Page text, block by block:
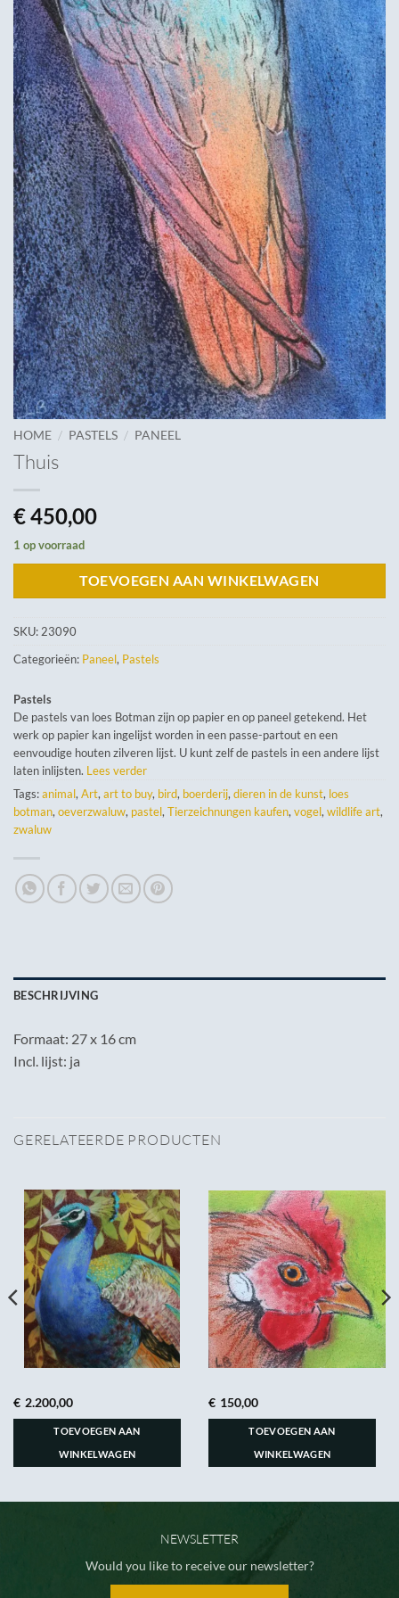
HOME / PASTELS / PANEEL
Thuis
€450,00
1 op voorraad
TOEVOEGEN AAN WINKELWAGEN
SKU: 23090
Categorieën: Paneel, Pastels
Pastels
De pastels van loes Botman zijn op papier en op paneel getekend. Het
werk op papier kan ingelijst worden in een passe-partout en een
eenvoudige houten zilveren lijst. U kunt zelf de pastels in een andere lijst
laten inlijsten. Lees verder
Tags:animal, Art, art to buy, bird, boerderij, dieren in de kunst, loes
botman, oeverzwaluw, pastel, Tierzeichnungen kaufen, vogel, wildlife art,
zwaluw
BESCHRIJVING
Formaat: 27 x 16 cm
Incl. lijst: ja
GERELATEERDE PRODUCTEN
€ 2.200,00
TOEVOEGEN AAN
WINKELWAGEN
€ 150,00
TOEVOEGEN AAN
WINKELWAGEN
NEWSLETTER
Would you like to receive our newsletter?